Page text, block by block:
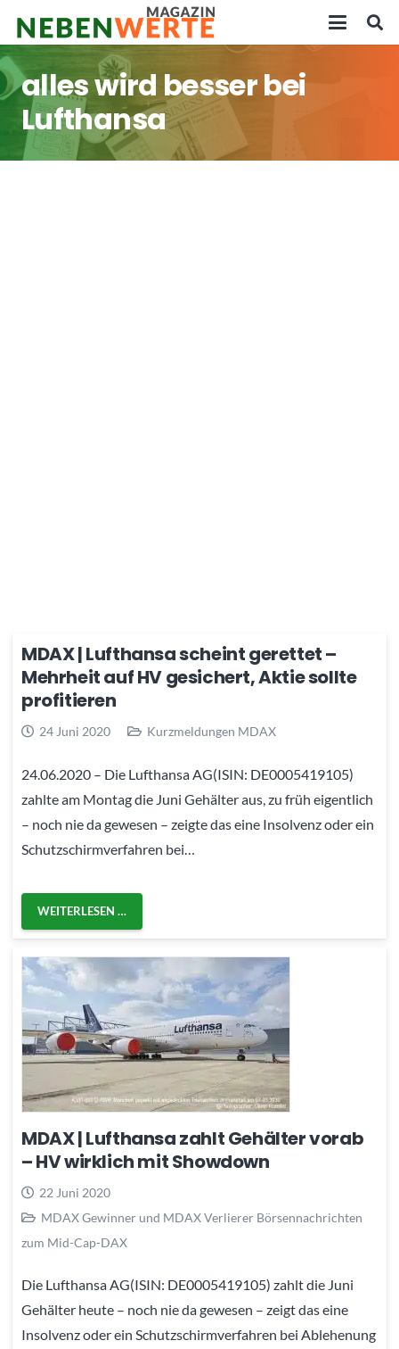
alles wird besser bei
Lufthansa
MDAX | Lufthansa scheint gerettet –
Mehrheit auf HV gesichert, Aktie sollte
profitieren
24 Juni 2020 Kurzmeldungen MDAX
24.06.2020 – Die Lufthansa AG(ISIN: DE0005419105)
zahlte am Montag die Juni Gehälter aus, zu früh eigentlich
– noch nie da gewesen – zeigte das eine Insolvenz oder ein
Schutzschirmverfahren bei…
WEITERLESEN …
MDAX | Lufthansa zahlt Gehälter vorab
– HV wirklich mit Showdown
22 Juni 2020
MDAX Gewinner und MDAX Verlierer Börsennachrichten
zum Mid-Cap-DAX
Die Lufthansa AG(ISIN: DE0005419105) zahlt die Juni
Gehälter heute – noch nie da gewesen – zeigt das eine
Insolvenz oder ein Schutzschirmverfahren bei Ablehenung